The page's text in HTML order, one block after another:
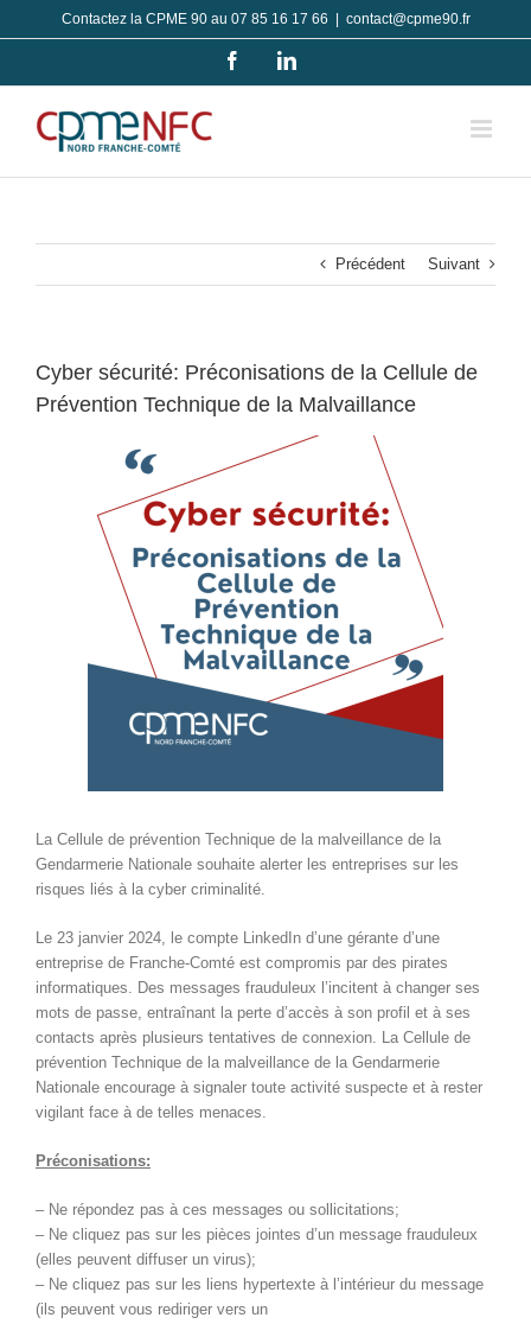
au
Contactez la CPME 90 au 07 85 16 17 66 contact@cpme90.fr
FacebookLinkedIn
Précédent Suivant
Cyber sécurité: Préconisations de la Cellule de
Prévention Technique de la Malvaillance
La Cellule de prévention Technique de la malveillance de la
Gendarmerie Nationale souhaite alerter les entreprises sur les
risques liés à la cyber criminalité.
Le 23 janvier 2024, le compte LinkedIn d’une gérante d’une
entreprise de Franche-Comté est compromis par des pirates
informatiques. Des messages frauduleux l’incitent à changer ses
mots de passe, entraînant la perte d’accès à son profil et à ses
contacts après plusieurs tentatives de connexion. La Cellule de
prévention Technique de la malveillance de la Gendarmerie
Nationale encourage à signaler toute activité suspecte et à rester
vigilant face à de telles menaces.
Préconisations:
– Ne répondez pas à ces messages ou sollicitations;
– Ne cliquez pas sur les pièces jointes d’un message frauduleux
(elles peuvent diffuser un virus);
– Ne cliquez pas sur les liens hypertexte à l’intérieur du message
(ils peuvent vous rediriger vers un